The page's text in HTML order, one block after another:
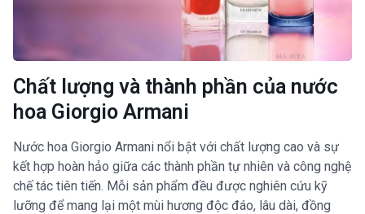
Chất lượng và thành phần của nước
hoa Giorgio Armani
Nước hoa Giorgio Armani nổi bật với chất lượng cao và sự
kết hợp hoàn hảo giữa các thành phần tự nhiên và công nghệ
chế tác tiên tiến. Mỗi sản phẩm đều được nghiên cứu kỹ
lưỡng để mang lại một mùi hương độc đáo, lâu dài, đồng